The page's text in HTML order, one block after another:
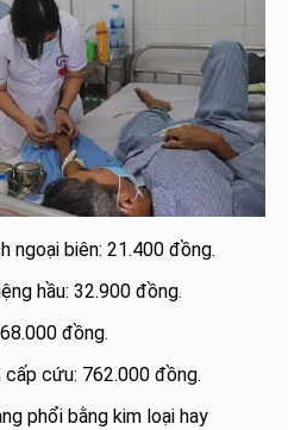
biên: 21.400 đồng.
hầu: 32.900 đồng.
đồng.
cứu: 762.000 đồng.
phổi bằng kim loại hay